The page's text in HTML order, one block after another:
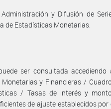
y Difusión de
de Estadísticas Monetarias.
ser consultada accediendo
y Financieras /
/ Tasas de interés y
de ajuste establecidos por